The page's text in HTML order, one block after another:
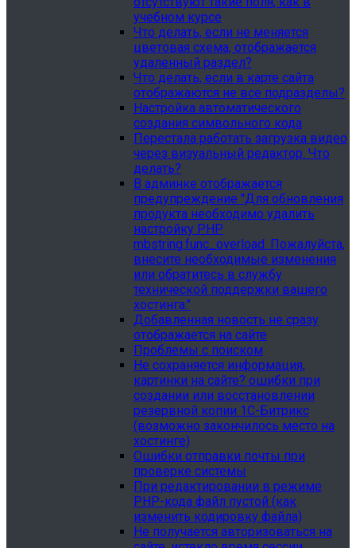
учебном курсе
Что делать, если не меняется
цветовая схема, отображается
удаленный раздел?
Что делать, если в карте сайта
отображаются не все подразделы?
Настройка автоматического
создания символьного кода
Перестала работать загрузка видео
через визуальный редактор. Что
делать?
В админке отображается
предупреждение "Для обновления
продукта необходимо удалить
настройку PHP
mbstring.func_overload. Пожалуйста,
внесите необходимые изменения
или обратитесь в службу
технической поддержки вашего
хостинга."
Добавленная новость не сразу
отображается на сайте
Проблемы с поиском
Не сохраняется информация,
картинки на сайте? ошибки при
создании или восстановлении
резервной копии 1С-Битрикс
(возможно закончилось место на
хостинге)
Ошибки отправки почты при
проверке системы
При редактировании в режиме
PHP-кода файл пустой (как
изменить кодировку файла)
Не получается авторизоваться на